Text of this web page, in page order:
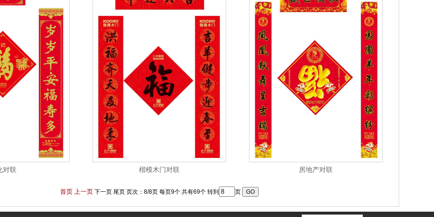
对联 楷模木门对联 房地产对联
首页 上一页 下一页 尾页 页次：8/8页 每页9个 共有69个 转到 页